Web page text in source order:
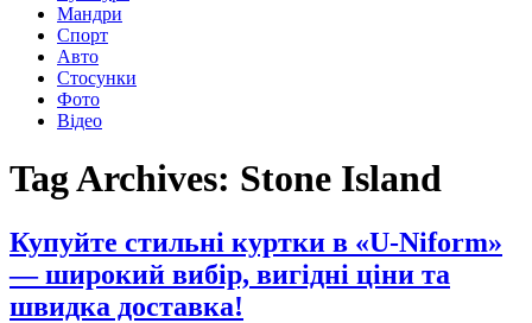
Мандри
Спорт
Авто
Стосунки
Фото
Відео
Tag Archives: Stone Island
Купуйте стильні куртки в «U-Niform»
— широкий вибір, вигідні ціни та
швидка доставка!